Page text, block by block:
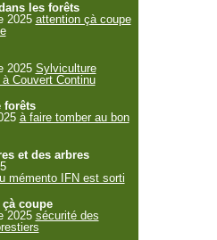
les forêts
2025 attention çà coupe
2025 Sylviculture
à Couvert Continu
forêts
à faire tomber au bon
et des arbres
mémento IFN est sorti
coupe
2025 sécurité des